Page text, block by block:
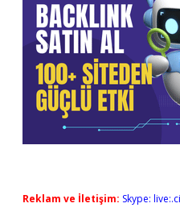
Reklam ve İletişim: Skype: